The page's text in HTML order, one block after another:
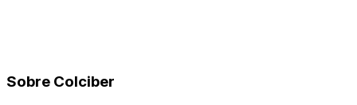
Sobre Colciber